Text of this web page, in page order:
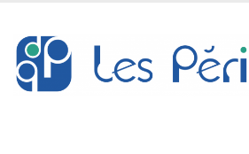
content